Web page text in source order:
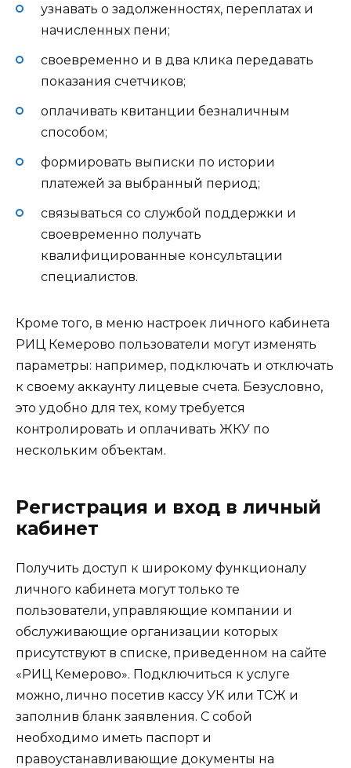
узнавать о задолженностях, переплатах и
начисленных пени;
своевременно и в два клика передавать
показания счетчиков;
оплачивать квитанции безналичным
способом;
формировать выписки по истории
платежей за выбранный период;
связываться со службой поддержки и
своевременно получать
квалифицированные консультации
специалистов.
Кроме того, в меню настроек личного кабинета
РИЦ Кемерово пользователи могут изменять
параметры: например, подключать и отключать
к своему аккаунту лицевые счета. Безусловно,
это удобно для тех, кому требуется
контролировать и оплачивать ЖКУ по
нескольким объектам.
Регистрация и вход в личный
кабинет
Получить доступ к широкому функционалу
личного кабинета могут только те
пользователи, управляющие компании и
обслуживающие организации которых
присутствуют в списке, приведенном на сайте
«РИЦ Кемерово». Подключиться к услуге
можно, лично посетив кассу УК или ТСЖ и
заполнив бланк заявления. С собой
необходимо иметь паспорт и
правоустанавливающие документы на